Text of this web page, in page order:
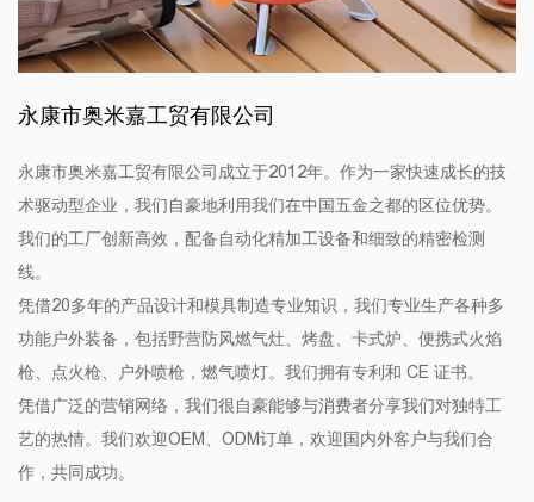
永康市奥米嘉工贸有限公司
永康市奥米嘉工贸有限公司成立于2012年。作为一家快速成长的技
术驱动型企业，我们自豪地利用我们在中国五金之都的区位优势。
我们的工厂创新高效，配备自动化精加工设备和细致的精密检测
线。
凭借20多年的产品设计和模具制造专业知识，我们专业生产各种多
功能户外装备，包括野营防风燃气灶、烤盘、卡式炉、便携式火焰
枪、点火枪、户外喷枪，燃气喷灯。我们拥有专利和 CE 证书。
凭借广泛的营销网络，我们很自豪能够与消费者分享我们对独特工
艺的热情。我们欢迎OEM、ODM订单，欢迎国内外客户与我们合
作，共同成功。